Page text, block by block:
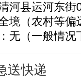
河县运河东
境（农村等
无（一般情
送快递